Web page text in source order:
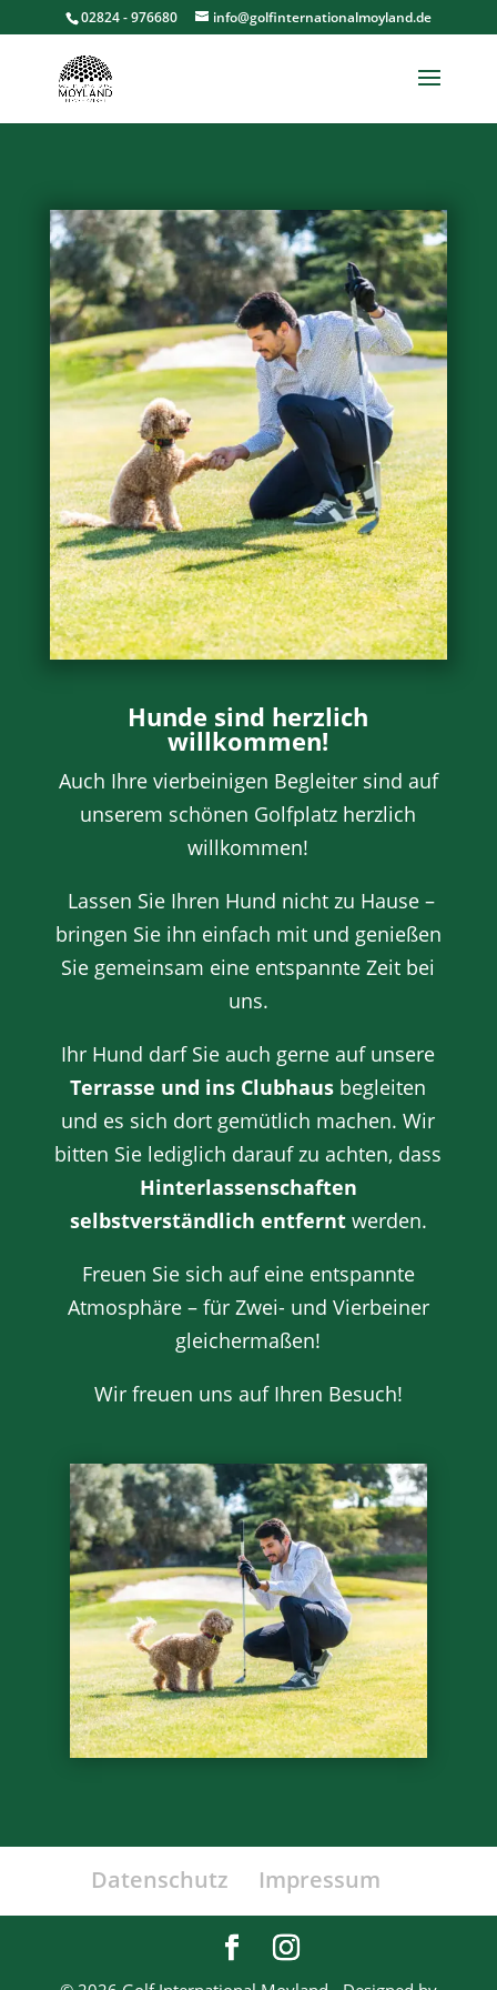
02824 - 976680 info@golfinternationalmoyland.de
Hunde sind herzlich
willkommen!
Auch Ihre vierbeinigen Begleiter sind auf
unserem schönen Golfplatz herzlich
willkommen!
Lassen Sie Ihren Hund nicht zu Hause –
bringen Sie ihn einfach mit und genießen
Sie gemeinsam eine entspannte Zeit bei
uns.
Ihr Hund darf Sie auch gerne auf unsere
Terrasse und ins Clubhaus begleiten
und es sich dort gemütlich machen. Wir
bitten Sie lediglich darauf zu achten, dass
Hinterlassenschaften
selbstverständlich entferntwerden.
Freuen Sie sich auf eine entspannte
Atmosphäre – für Zwei- und Vierbeiner
gleichermaßen!
Wir freuen uns auf Ihren Besuch!
Datenschutz Impressum